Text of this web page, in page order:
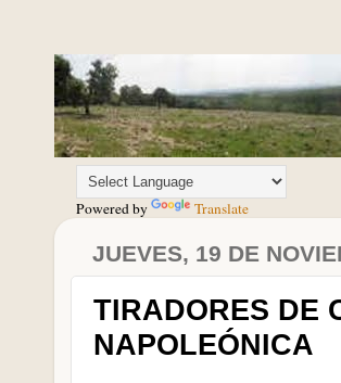
Powered by Translate
JUEVES, 19 DE
TIRADORES DE
NAPOLEÓNICA